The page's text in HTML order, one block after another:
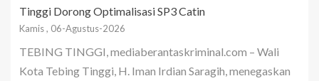
Tinggi Dorong Optimalisasi SP3 Catin
Kamis , 06-Agustus-2026
TEBING TINGGI, mediaberantaskriminal.com – Wali
Kota Tebing Tinggi, H. Iman Irdian Saragih, menegaskan